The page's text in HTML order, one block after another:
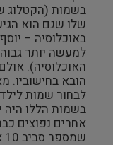
בשמות (הקטלוג
שלו שגם הוא
האוכלוסיה).
הובא בחישוביו.
לבחור שמות
בשמות הללו היה
אחרים נפוצים